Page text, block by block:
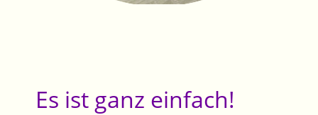
Es ist ganz einfach!